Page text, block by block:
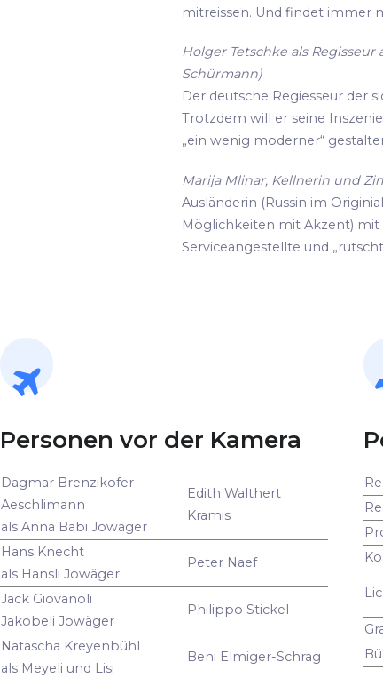
mitreissen. Und findet immer
Holger Tetschke als
Schürmann)
Der deutsche Regiesseur der
Trotzdem will er seine
„ein wenig moderner“
Marija Mlinar, Kellnerin und
Ausländerin (Russin im
Möglichkeiten mit Akzent)
Serviceangestellte und
Personen vor der Kamera
Dagmar Brenzikofer-
Aeschlimann
als Anna Bäbi Jowäger
Edith Walthert
Kramis
Hans Knecht
als Hansli Jowäger
Peter Naef
Jack Giovanoli
Jakobeli Jowäger
Philippo Stickel
Natascha Kreyenbühl
als Meyeli und Lisi
Beni Elmiger-Schrag